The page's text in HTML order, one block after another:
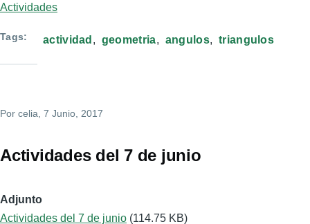
Actividades
Tags actividad geometria angulos triangulos
Por celia , 7 Junio, 2017
Actividades del 7 de junio
Adjunto
Actividades del 7 de junio (114.75 KB)